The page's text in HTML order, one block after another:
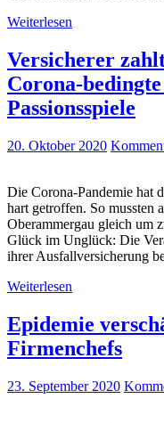
Weiterlesen
Versicherer
Corona-
Passionsspiele
20. Oktober 2020
Die Corona-Pandemie hat
hart getroffen. So mussten
Oberammergau gleich um
Glück im Unglück: Die
ihrer Ausfallversicherung
Weiterlesen
Epidemie
Firmenchefs
23. September 2020